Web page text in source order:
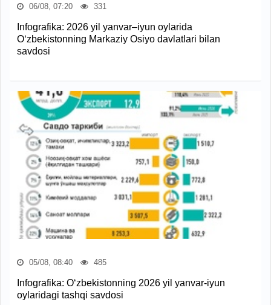
06/08, 07:20 331
Infografika: 2026 yil yanvar–iyun oylarida
O‘zbekistonning Markaziy Osiyo davlatlari bilan
savdosi
05/08, 08:40 485
Infografika: O‘zbekistonning 2026 yil yanvar-iyun
oylaridagi tashqi savdosi